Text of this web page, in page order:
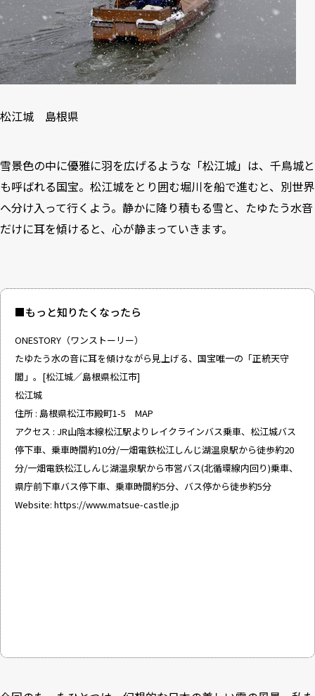
松江城 島根県
雪景色の中に優雅に羽を広げるような「松江城」は、千鳥城と
も呼ばれる国宝。松江城をとり囲む堀川を船で進むと、別世界
へ分け入って行くよう。静かに降り積もる雪と、たゆたう水音
だけに耳を傾けると、心が静まっていきます。
■もっと知りたくなったら
ONESTORY（ワンストーリー）
たゆたう水の音に耳を傾けながら見上げる、国宝唯一の「正統天守
閣」。[松江城／島根県松江市]
松江城
住所 : 島根県松江市殿町1-5 MAP
アクセス : JR山陰本線松江駅よりレイクラインバス乗車、松江城バス
停下車、乗車時間約10分/一畑電鉄松江しんじ湖温泉駅から徒歩約20
分/一畑電鉄松江しんじ湖温泉駅から市営バス(北循環線内回り)乗車、
県庁前下車バス停下車、乗車時間約5分、バス停から徒歩約5分
Website: https://www.matsue-castle.jp